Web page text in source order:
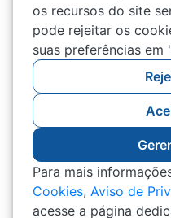
os recursos do site
pode rejeitar os
suas preferências em
Para mais
Cookies, Aviso de
acesse a página